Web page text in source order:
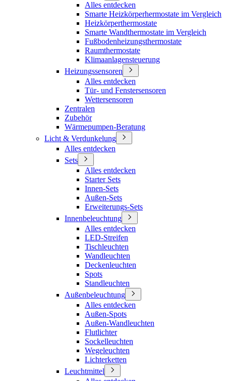
Alles entdecken
Smarte Heizkörperhermostate im Vergleich
Heizkörperthermostate
Smarte Wandthermostate im Vergleich
Fußbodenheizungsthermostate
Raumthermostate
Klimaanlagensteuerung
Heizungssensoren
Alles entdecken
Tür- und Fenstersensoren
Wettersensoren
Zentralen
Zubehör
Wärmepumpen-Beratung
Licht & Verdunkelung
Alles entdecken
Sets
Alles entdecken
Starter Sets
Innen-Sets
Außen-Sets
Erweiterungs-Sets
Innenbeleuchtung
Alles entdecken
LED-Streifen
Tischleuchten
Wandleuchten
Deckenleuchten
Spots
Standleuchten
Außenbeleuchtung
Alles entdecken
Außen-Spots
Außen-Wandleuchten
Flutlichter
Sockelleuchten
Wegeleuchten
Lichterketten
Leuchtmittel